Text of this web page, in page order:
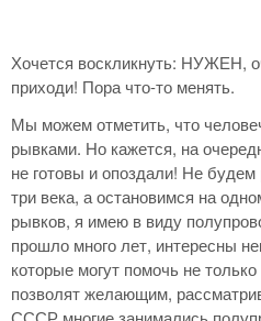
Хочется воскликнуть: НУЖЕН,
приходи! Пора что-то менять.
Мы можем отметить, что
рывками. Но кажется, на
не готовы и опоздали! Не
три века, а остановимся на
рывков, я имею в виду
прошло много лет, интересны
которые могут помочь не
позволят желающим,